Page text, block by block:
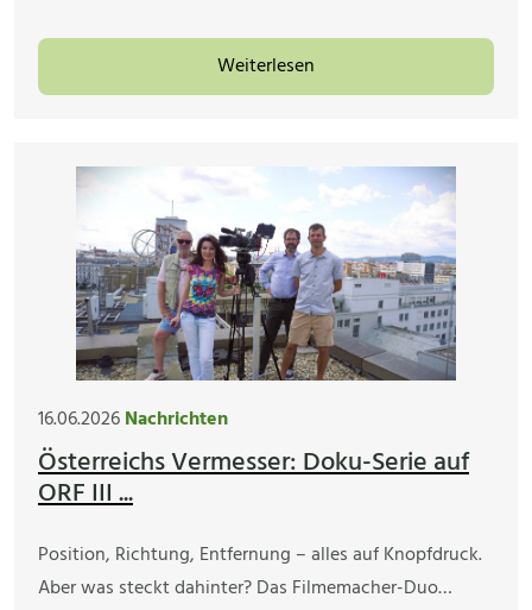
Weiterlesen
16.06.2026Nachrichten
Österreichs Vermesser: Doku-Serie auf
ORF III ...
Position, Richtung, Entfernung – alles auf Knopfdruck.
Aber was steckt dahinter? Das Filmemacher-Duo…